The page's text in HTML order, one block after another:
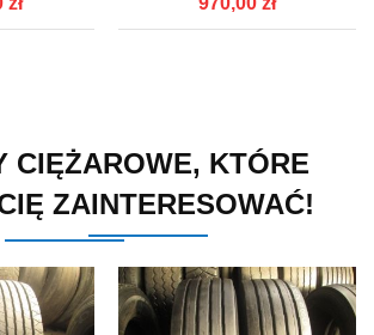
CIĘŻAROWE, KTÓRE
ZAINTERESOWAĆ!